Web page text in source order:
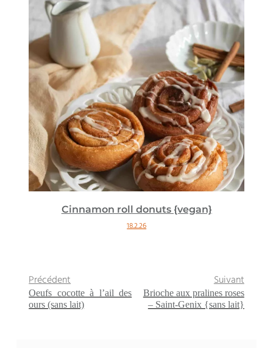
Cinnamon roll donuts {vegan}
18.2.26
Précédent
Oeufs cocotte à l’ail des
ours (sans lait)
Suivant
Brioche aux pralines roses
– Saint-Genix {sans lait}